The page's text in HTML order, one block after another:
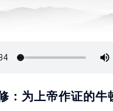
：为上帝作证的牛